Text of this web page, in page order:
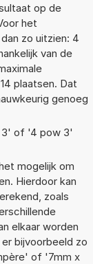
op de
het
zo uitzien: 4
van de
plaatsen. Dat
genoeg
3' of '4 pow 3'
mogelijk om
Hierdoor kan
zoals
elkaar worden
bijvoorbeeld zo
of '7mm x